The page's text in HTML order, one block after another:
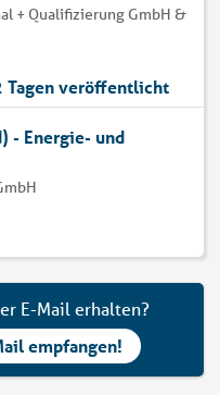
+ Qualifizierung GmbH &
Tagen veröffentlicht
- Energie- und
E-Mail erhalten?
empfangen!